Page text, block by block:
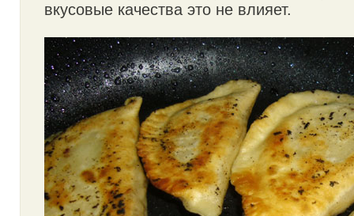
вкусовые качества это не влияет.